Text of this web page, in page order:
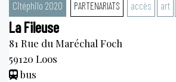
Citéphilo 2020 PARTENARIATS accès art
La Fileuse
81 Rue du Maréchal Foch
59120 Loos
bus